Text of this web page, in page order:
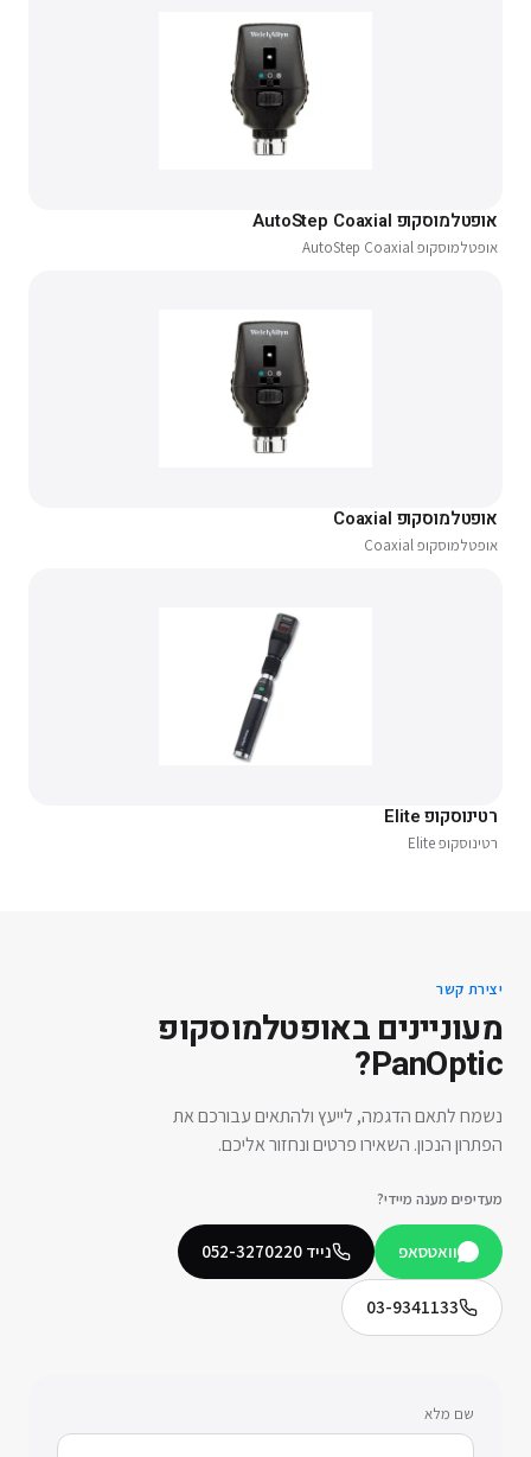
אופטלמוסקופ AutoStep Coaxial
אופטלמוסקופ AutoStep Coaxial
אופטלמוסקופ Coaxial
אופטלמוסקופ Coaxial
רטינוסקופ Elite
רטינוסקופ Elite
יצירת קשר
מעוניינים באופטלמוסקופ
PanOptic
?
נשמח לתאם הדגמה, לייעץ ולהתאים עבורכם את
הפתרון הנכון. השאירו פרטים ונחזור אליכם.
מעדיפים מענה מיידי?
וואטסאפ נייד 052-3270220
03-9341133
שם מלא